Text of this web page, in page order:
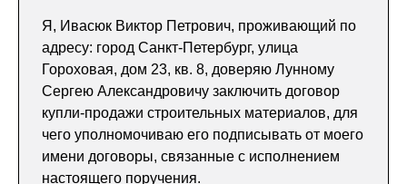
Я, Ивасюк Виктор Петрович, проживающий по
адресу: город Санкт-Петербург, улица
Гороховая, дом 23, кв. 8, доверяю Лунному
Сергею Александровичу заключить договор
купли-продажи строительных материалов, для
чего уполномочиваю его подписывать от моего
имени договоры, связанные с исполнением
настоящего поручения.